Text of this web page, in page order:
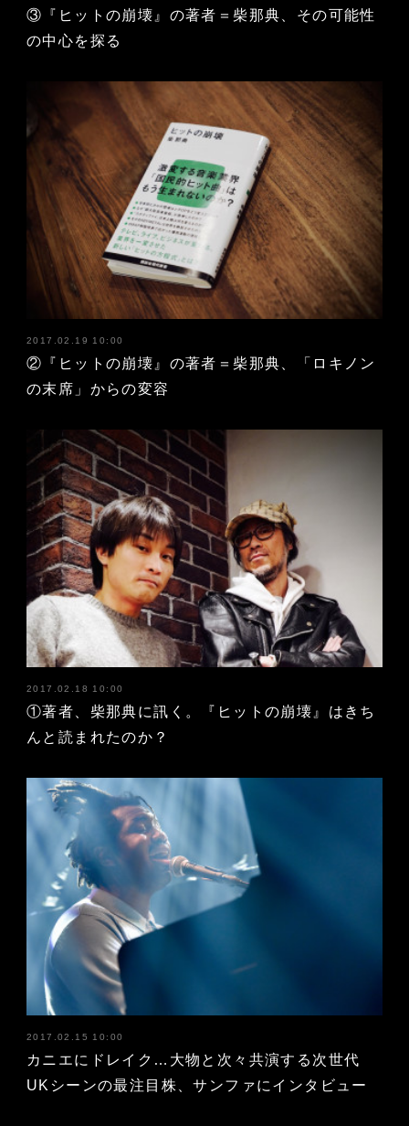
③『ヒットの崩壊』の著者＝柴那典、その可能性
の中心を探る
2017.02.19 10:00
②『ヒットの崩壊』の著者＝柴那典、「ロキノン
の末席」からの変容
2017.02.18 10:00
①著者、柴那典に訊く。『ヒットの崩壊』はきち
んと読まれたのか？
2017.02.15 10:00
カニエにドレイク…大物と次々共演する次世代
UKシーンの最注目株、サンファにインタビュー